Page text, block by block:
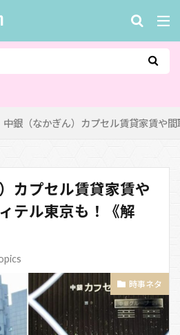
中銀（なかぎん）カプセル賃貸家賃や
カプセル賃貸家賃や
テル東京も！《解
時事ネタ